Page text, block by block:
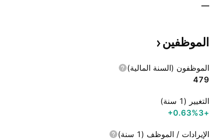
—
الموظفين
الموظفون (السنة المالية)
479
التغيير (1 سنة)
+3
‪+0.63%‬
الإيرادات / الموظف (1 سنة)